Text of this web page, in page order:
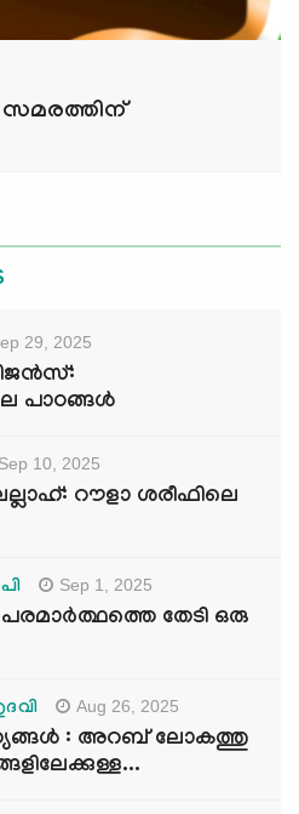
സമരത്തിന്
29, 2025
പാഠങ്ങൾ
Sep 10, 2025
റൗളാ ശരീഫിലെ
Sep 1, 2025
പരമാർത്ഥത്തെ തേടി ഒരു
Aug 26, 2025
: അറബ് ലോകത്തു